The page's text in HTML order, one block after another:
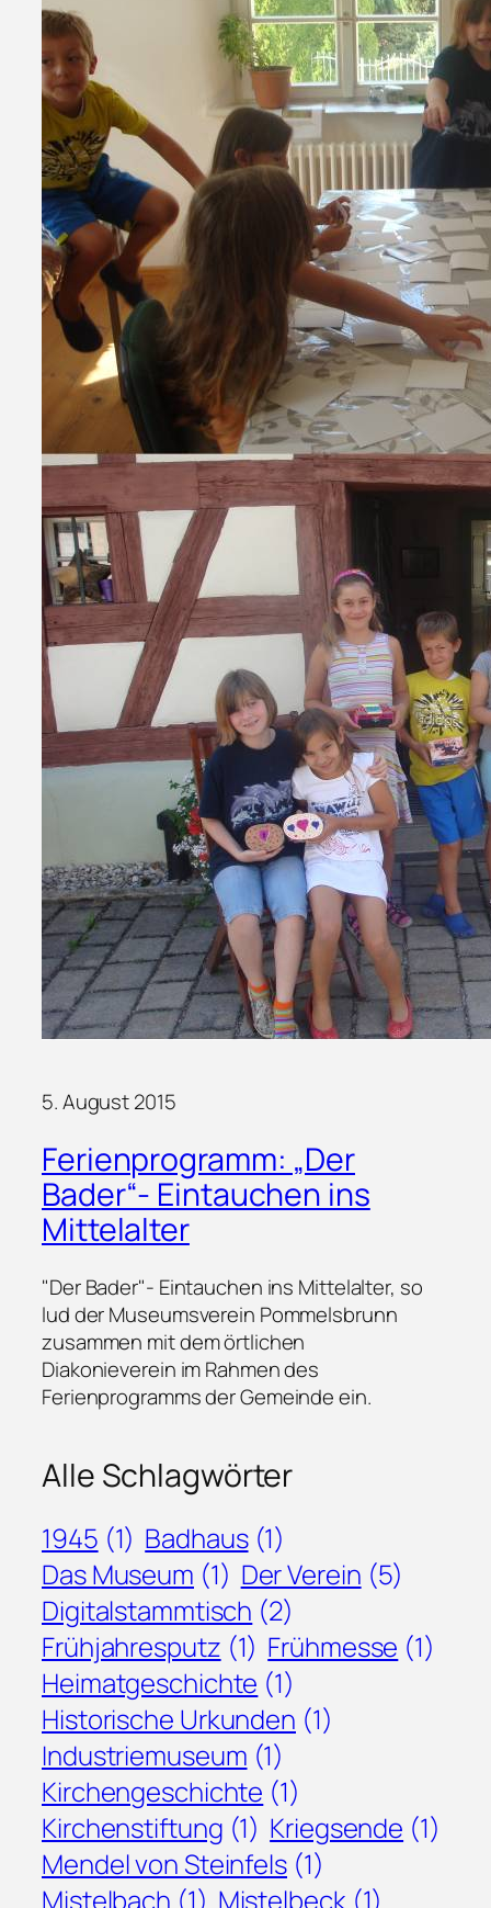
5. August 2015
Ferienprogramm: „Der
Bader“- Eintauchen ins
Mittelalter
"Der Bader"- Eintauchen ins Mittelalter, so
lud der Museumsverein Pommelsbrunn
zusammen mit dem örtlichen
Diakonieverein im Rahmen des
Ferienprogramms der Gemeinde ein.
Alle Schlagwörter
1945 (1) Badhaus (1)
Das Museum (1) Der Verein (5)
Digitalstammtisch (2)
Frühjahresputz (1) Frühmesse (1)
Heimatgeschichte (1)
Historische Urkunden (1)
Industriemuseum (1)
Kirchengeschichte (1)
Kirchenstiftung (1) Kriegsende (1)
Mendel von Steinfels (1)
Mistelbach (1) Mistelbeck (1)